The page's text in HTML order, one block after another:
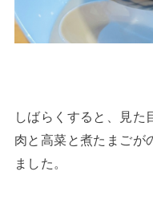
しばらくすると、見た
肉と高菜と煮たまごが
ました。